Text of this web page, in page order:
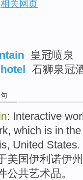
相关网页
皇冠喷泉
石狮泉冠
: Interactive
, which is in the
, United States.
美国伊利诺伊州
公共艺术品。